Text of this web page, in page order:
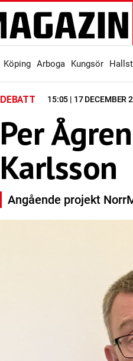
Köping Arboga Kungsör
DEBATT 15:05 | 17 DECEMBER
Per
Karlsson
Angående projekt